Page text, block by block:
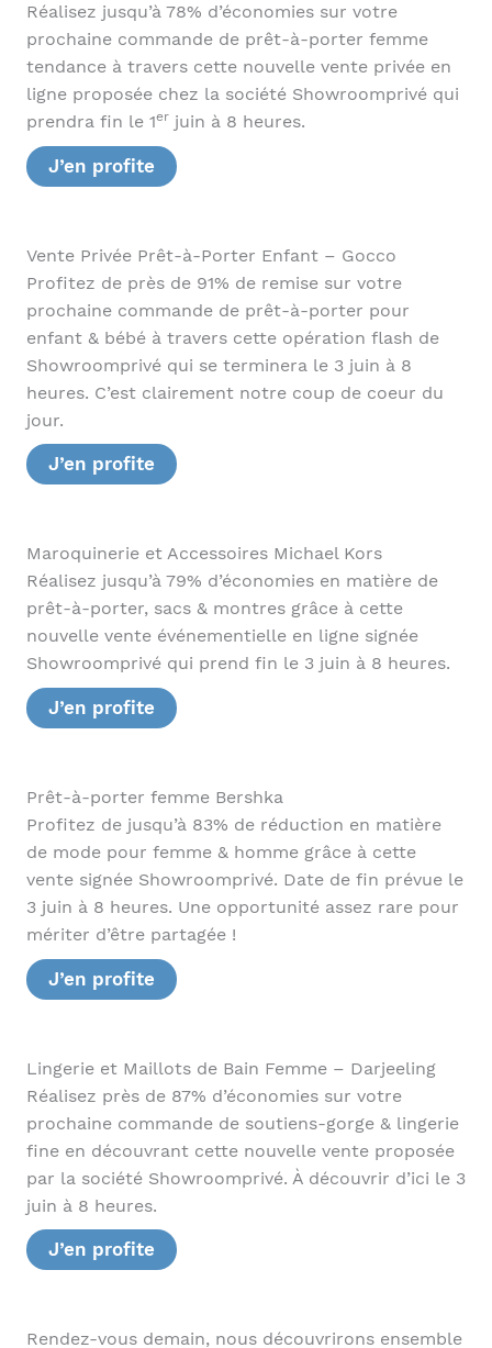
Réalisez jusqu’à 78% d’économies sur votre
prochaine commande de prêt-à-porter femme
tendance à travers cette nouvelle vente privée en
ligne proposée chez la société Showroomprivé qui
prendra fin le 1erjuin à 8 heures.
J’en profite
Vente Privée Prêt-à-Porter Enfant – Gocco
Profitez de près de 91% de remise sur votre
prochaine commande de prêt-à-porter pour
enfant & bébé à travers cette opération flash de
Showroomprivé qui se terminera le 3 juin à 8
heures. C’est clairement notre coup de coeur du
jour.
J’en profite
Maroquinerie et Accessoires Michael Kors
Réalisez jusqu’à 79% d’économies en matière de
prêt-à-porter, sacs & montres grâce à cette
nouvelle vente événementielle en ligne signée
Showroomprivé qui prend fin le 3 juin à 8 heures.
J’en profite
Prêt-à-porter femme Bershka
Profitez de jusqu’à 83% de réduction en matière
de mode pour femme & homme grâce à cette
vente signée Showroomprivé. Date de fin prévue le
3 juin à 8 heures. Une opportunité assez rare pour
mériter d’être partagée !
J’en profite
Lingerie et Maillots de Bain Femme – Darjeeling
Réalisez près de 87% d’économies sur votre
prochaine commande de soutiens-gorge & lingerie
fine en découvrant cette nouvelle vente proposée
par la société Showroomprivé. À découvrir d’ici le 3
juin à 8 heures.
J’en profite
Rendez-vous demain, nous découvrirons ensemble